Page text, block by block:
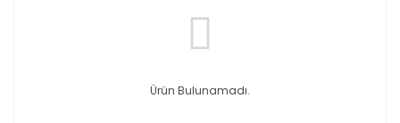
Ürün Bulunamadı.